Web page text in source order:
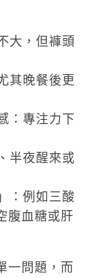
大，但褲頭
其晚餐後更
：專注力下
半夜醒來或
：例如三酸
腹血糖或肝
一問題，而